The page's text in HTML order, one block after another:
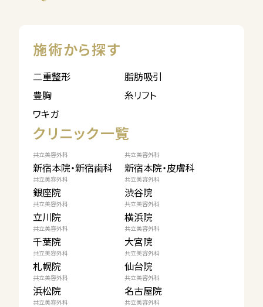
施術から探す
二重整形
脂肪吸引
豊胸
糸リフト
ワキガ
クリニック一覧
共立美容外科
新宿本院・新宿歯科
共立美容外科
新宿本院・皮膚科
共立美容外科
銀座院
共立美容外科
渋谷院
共立美容外科
立川院
共立美容外科
横浜院
共立美容外科
千葉院
共立美容外科
大宮院
共立美容外科
札幌院
共立美容外科
仙台院
共立美容外科
浜松院
共立美容外科
名古屋院
共立美容外科 共立美容外科